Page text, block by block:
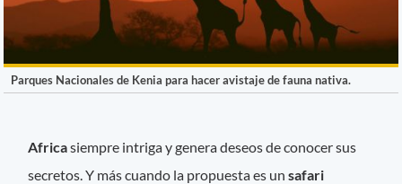
Parques Nacionales de Kenia para hacer avistaje de fauna nativa.
Africasiempre intriga y genera deseos de conocer sus
secretos. Y más cuando la propuesta es unsafari